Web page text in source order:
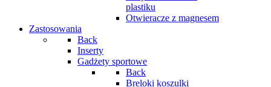
plastiku
Otwieracze z magnesem
Zastosowania
Back
Inserty
Gadżety sportowe
Back
Breloki koszulki